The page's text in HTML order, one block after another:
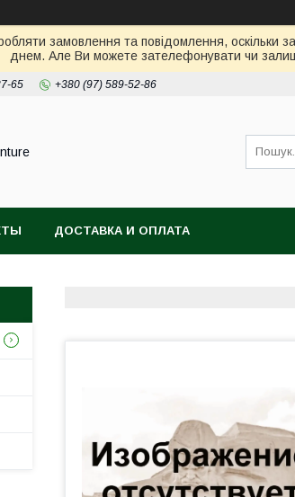
замовлення та повідомлення, оскільки
днем. Але Ви можете зателефонувати чи
65 +380 (97) 589-52-86
ДОСТАВКА И ОПЛАТА